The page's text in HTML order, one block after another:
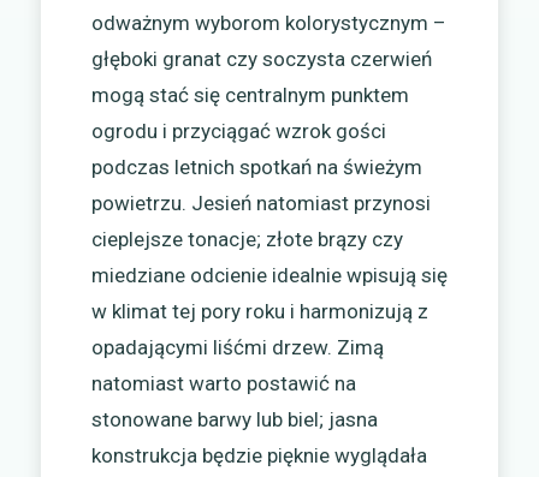
odważnym wyborom kolorystycznym –
głęboki granat czy soczysta czerwień
mogą stać się centralnym punktem
ogrodu i przyciągać wzrok gości
podczas letnich spotkań na świeżym
powietrzu. Jesień natomiast przynosi
cieplejsze tonacje; złote brązy czy
miedziane odcienie idealnie wpisują się
w klimat tej pory roku i harmonizują z
opadającymi liśćmi drzew. Zimą
natomiast warto postawić na
stonowane barwy lub biel; jasna
konstrukcja będzie pięknie wyglądała